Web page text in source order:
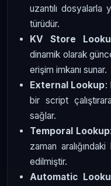
uzantılı dosyalarla
türüdür.
KV Store
dinamik olarak
erişim imkanı sunar.
External Lookup:
bir script
sağlar.
Temporal Lookup
zaman
edilmiştir.
Automatic